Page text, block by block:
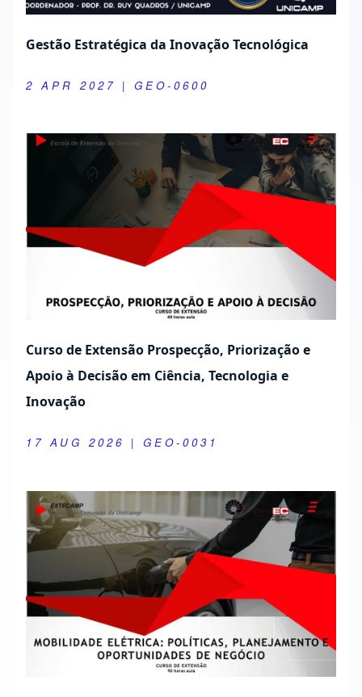
Gestão Estratégica da Inovação Tecnológica
2 APR 2027 | GEO-0600
Curso de Extensão Prospecção, Priorização e
Apoio à Decisão em Ciência, Tecnologia e
Inovação
17 AUG 2026 | GEO-0031